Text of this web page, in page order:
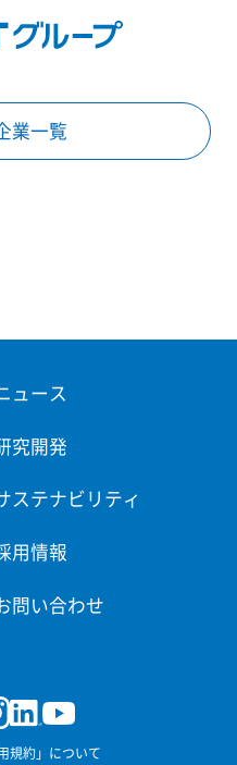
業一覧
ュース
究開発
ステナビリティ
用情報
問い合わせ
規約」について